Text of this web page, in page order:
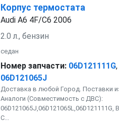
Корпус термостата
Audi A6 4F/C6 2006
2.0 л., бензин
седан
Номер запчасти: 06D121111G,
06D121065J
Доставка в любой Город. Поставки
Аналоги (Совместимость с ДВС):
06D121065J,06D121065L,06D121111G,
C...